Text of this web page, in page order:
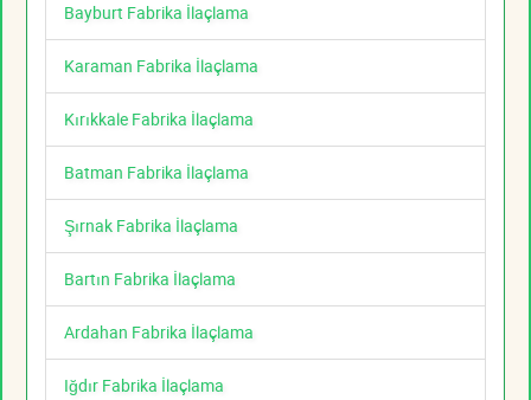
Bayburt Fabrika İlaçlama
Karaman Fabrika İlaçlama
Kırıkkale Fabrika İlaçlama
Batman Fabrika İlaçlama
Şırnak Fabrika İlaçlama
Bartın Fabrika İlaçlama
Ardahan Fabrika İlaçlama
Iğdır Fabrika İlaçlama